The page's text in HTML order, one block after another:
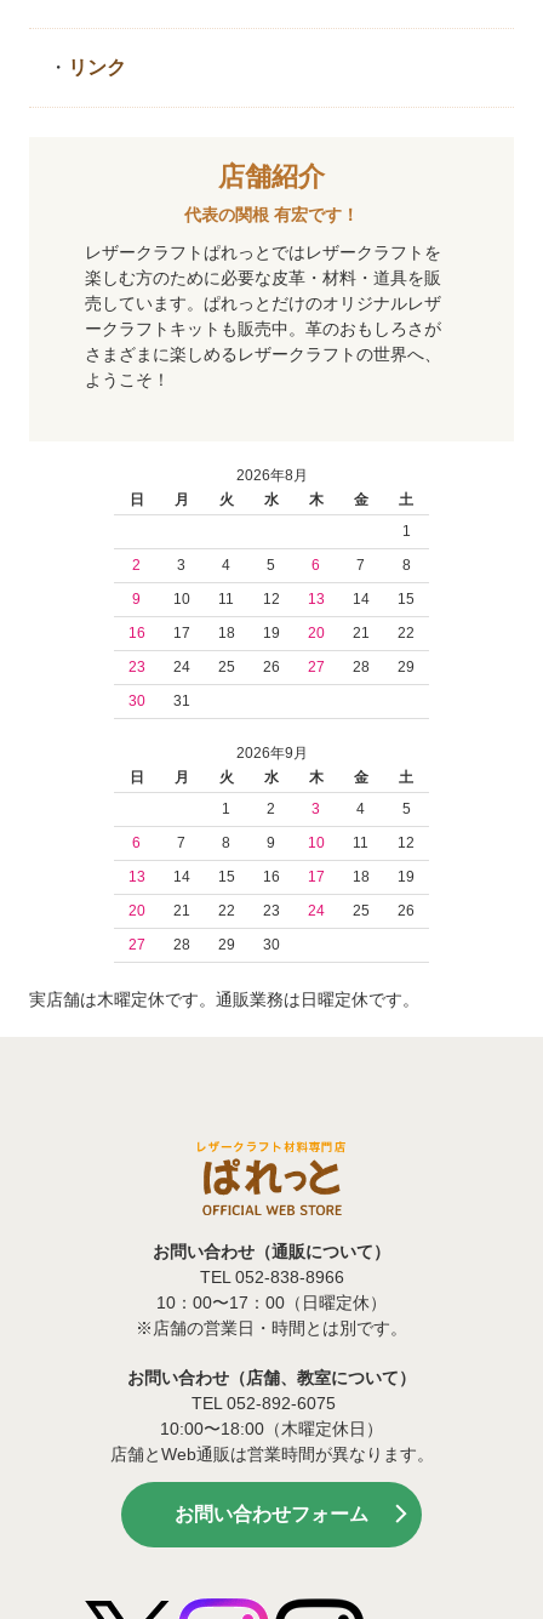
・ リンク
店舗紹介
代表の関根 有宏です！
レザークラフトぱれっとではレザークラフトを
楽しむ方のために必要な皮革・材料・道具を販
売しています。ぱれっとだけのオリジナルレザ
ークラフトキットも販売中。革のおもしろさが
さまざまに楽しめるレザークラフトの世界へ、
ようこそ！
2026年8月
日
月 火 水 木 金
土
1
2
3 4 5 6 7
8
9
10 11 12 13 14
15
16
17 18 19 20 21
22
23
24 25 26 27 28
29
30
31
2026年9月
日
月 火 水 木 金
土
1
2 3 4
5
6
7 8 9 10 11
12
13
14 15 16 17 18
19
20
21 22 23 24 25
26
27
28 29 30
実店舗は木曜定休です。通販業務は日曜定休です。
お問い合わせ（通販について）
TEL 052-838-8966
10：00〜17：00（日曜定休）
※店舗の営業日・時間とは別です。
お問い合わせ（店舗、教室について）
TEL 052-892-6075
10:00〜18:00（木曜定休日）
店舗とWeb通販は営業時間が異なります。
お問い合わせフォーム